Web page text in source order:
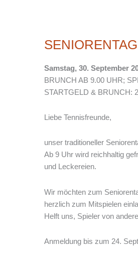
Samstag, 30. September
BRUNCH AB 9.00 UHR;
STARTGELD & BRUNCH:
Liebe Tennisfreunde,
unser traditioneller
Ab 9 Uhr wird reichhaltig
und Leckereien.
Wir möchten zum
herzlich zum Mitspielen
Helft uns, Spieler von
Anmeldung bis zum 24.